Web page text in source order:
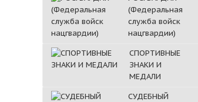
(Федеральная
служба войск
нацгвардии)
СПОРТИВНЫЕ
ЗНАКИ И
МЕДАЛИ
СУДЕБНЫЙ